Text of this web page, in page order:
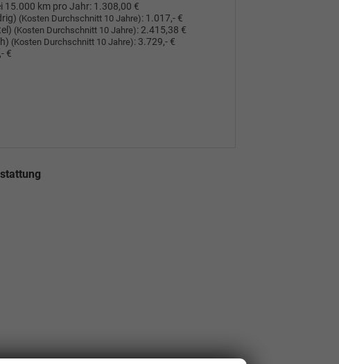
15.000 km pro Jahr: 1.308,00 €
(Kosten Durchschnitt 10 Jahre): 1.017,- €
(Kosten Durchschnitt 10 Jahre): 2.415,38 €
(Kosten Durchschnitt 10 Jahre): 3.729,- €
€